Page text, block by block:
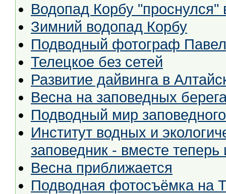
Водопад Корбу
Зимний водопад Корбу
Подводный фотограф
Телецкое без сетей
Развитие дайвинга в
Весна на заповедных
Подводный мир
Институт водных и
заповедник - вместе теперь
Весна приближается
Подводная фотосъёмка на